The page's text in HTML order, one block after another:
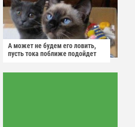
А может не будем его ловить,
пусть тока поближе подойдет